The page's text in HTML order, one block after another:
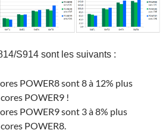
S914 sont les suivants :
POWER8 sont 8 à 12% plus
POWER9 !
POWER9 sont 3 à 8% plus
POWER8.